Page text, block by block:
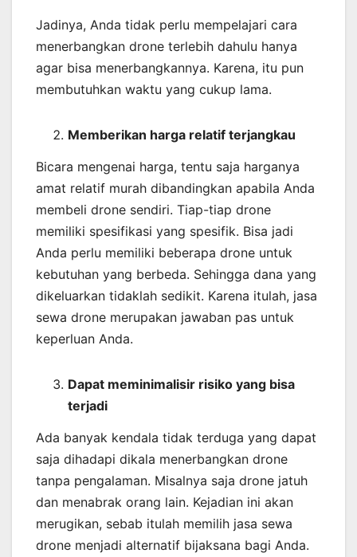
Jadinya, Anda tidak perlu mempelajari cara
menerbangkan drone terlebih dahulu hanya
agar bisa menerbangkannya. Karena, itu pun
membutuhkan waktu yang cukup lama.
Memberikan harga relatif terjangkau
Bicara mengenai harga, tentu saja harganya
amat relatif murah dibandingkan apabila Anda
membeli drone sendiri. Tiap-tiap drone
memiliki spesifikasi yang spesifik. Bisa jadi
Anda perlu memiliki beberapa drone untuk
kebutuhan yang berbeda. Sehingga dana yang
dikeluarkan tidaklah sedikit. Karena itulah, jasa
sewa drone merupakan jawaban pas untuk
keperluan Anda.
Dapat meminimalisir risiko yang bisa
terjadi
Ada banyak kendala tidak terduga yang dapat
saja dihadapi dikala menerbangkan drone
tanpa pengalaman. Misalnya saja drone jatuh
dan menabrak orang lain. Kejadian ini akan
merugikan, sebab itulah memilih jasa sewa
drone menjadi alternatif bijaksana bagi Anda.